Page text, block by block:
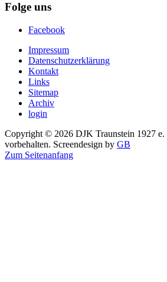
Folge uns
Facebook
Impressum
Datenschutzerklärung
Kontakt
Links
Sitemap
Archiv
login
Copyright © 2026 DJK Traunstein 1927 e.
vorbehalten. Screendesign by GB
Zum Seitenanfang